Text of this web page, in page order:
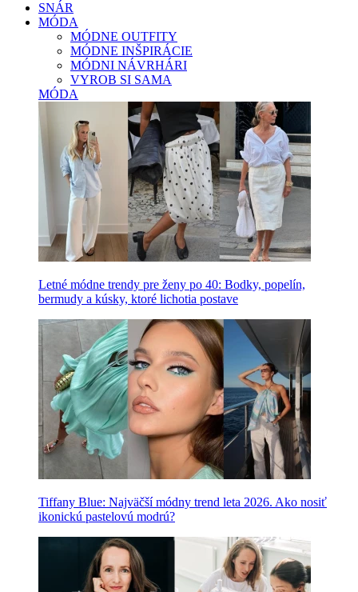
SNÁR
MÓDA
MÓDNE OUTFITY
MÓDNE INŠPIRÁCIE
MÓDNI NÁVRHÁRI
VYROB SI SAMA
MÓDA
Letné módne trendy pre ženy po 40: Bodky, popelín,
bermudy a kúsky, ktoré lichotia postave
Tiffany Blue: Najväčší módny trend leta 2026. Ako nosiť
ikonickú pastelovú modrú?